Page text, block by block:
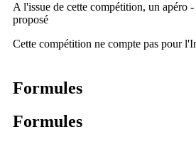
A l'issue de cette compétition, un apéro -
proposé
Cette compétition ne compte pas pour
Formules
Formules